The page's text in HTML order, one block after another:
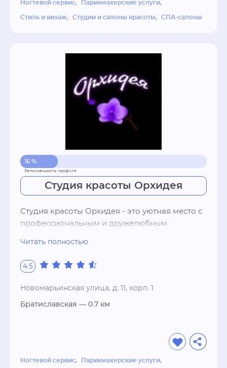
Ногтевой сервис Парикмахерские услуги
Стиль и визаж Студии и салоны красоты СПА-салоны
16 %
Студия красоты Орхидея
Студия красоты Орхидея - это уютная место с
профессиональным и дружелюбным
можете воспользоваться услугами
парикмахеров-стилистов, мастеров ногтевого
сервиса. Мы работаем только на
с применением новейших технологий. Если
вид, но и расположение духа, то наша студия
Читать полностью
4.5
Новомарьинская улица, д. 11, корп. 1
Братиславская — 0.7 км
Ногтевой сервис Парикмахерские услуги